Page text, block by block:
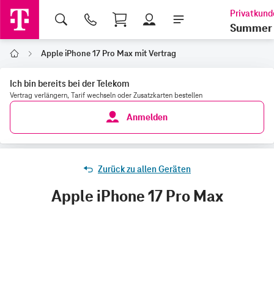
Shopping Cart
Summer
Home Apple iPhone 17 Pro Max mit Vertrag
Ich bin bereits bei der Telekom
Vertrag verlängern, Tarif wechseln oder Zusatzkarten bestellen
Anmelden
Zurück zu allen Geräten
Apple iPhone 17 Pro Max